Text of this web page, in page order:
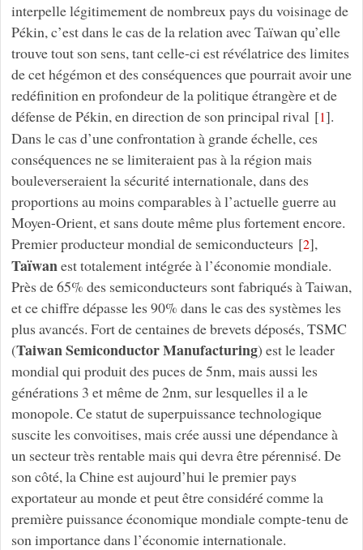
interpelle légitimement de nombreux pays du voisinage de
Pékin, c’est dans le cas de la relation avec Taïwan qu’elle
trouve tout son sens, tant celle-ci est révélatrice des limites
de cet hégémon et des conséquences que pourrait avoir une
redéfinition en profondeur de la politique étrangère et de
défense de Pékin, en direction de son principal rival [1].
Dans le cas d’une confrontation à grande échelle, ces
conséquences ne se limiteraient pas à la région mais
bouleverseraient la sécurité internationale, dans des
proportions au moins comparables à l’actuelle guerre au
Moyen-Orient, et sans doute même plus fortement encore.
Premier producteur mondial de semiconducteurs [2],
Taïwanest totalement intégrée à l’économie mondiale.
Près de 65% des semiconducteurs sont fabriqués à Taiwan,
et ce chiffre dépasse les 90% dans le cas des systèmes les
plus avancés. Fort de centaines de brevets déposés, TSMC
(Taiwan Semiconductor Manufacturing) est le leader
mondial qui produit des puces de 5nm, mais aussi les
générations 3 et même de 2nm, sur lesquelles il a le
monopole. Ce statut de superpuissance technologique
suscite les convoitises, mais crée aussi une dépendance à
un secteur très rentable mais qui devra être pérennisé. De
son côté, la Chine est aujourd’hui le premier pays
exportateur au monde et peut être considéré comme la
première puissance économique mondiale compte-tenu de
son importance dans l’économie internationale.